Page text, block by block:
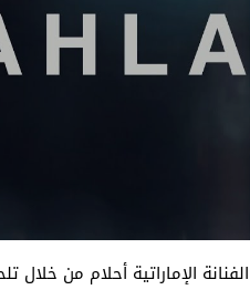
الإماراتية أحلام من خلال